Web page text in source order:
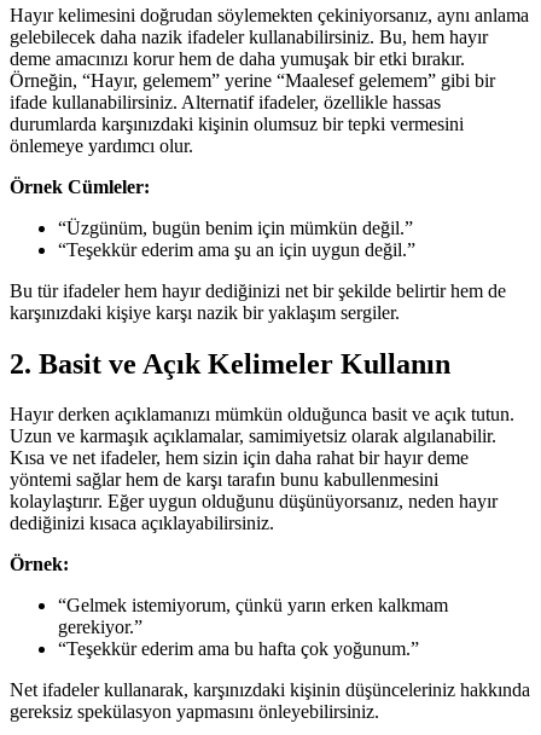
Hayır kelimesini doğrudan söylemekten çekiniyorsanız, aynı anlama
gelebilecek daha nazik ifadeler kullanabilirsiniz. Bu, hem hayır
deme amacınızı korur hem de daha yumuşak bir etki bırakır.
Örneğin, “Hayır, gelemem” yerine “Maalesef gelemem” gibi bir
ifade kullanabilirsiniz. Alternatif ifadeler, özellikle hassas
durumlarda karşınızdaki kişinin olumsuz bir tepki vermesini
önlemeye yardımcı olur.
Örnek Cümleler:
“Üzgünüm, bugün benim için mümkün değil.”
“Teşekkür ederim ama şu an için uygun değil.”
Bu tür ifadeler hem hayır dediğinizi net bir şekilde belirtir hem de
karşınızdaki kişiye karşı nazik bir yaklaşım sergiler.
2. Basit ve Açık Kelimeler Kullanın
Hayır derken açıklamanızı mümkün olduğunca basit ve açık tutun.
Uzun ve karmaşık açıklamalar, samimiyetsiz olarak algılanabilir.
Kısa ve net ifadeler, hem sizin için daha rahat bir hayır deme
yöntemi sağlar hem de karşı tarafın bunu kabullenmesini
kolaylaştırır. Eğer uygun olduğunu düşünüyorsanız, neden hayır
dediğinizi kısaca açıklayabilirsiniz.
Örnek:
“Gelmek istemiyorum, çünkü yarın erken kalkmam
gerekiyor.”
“Teşekkür ederim ama bu hafta çok yoğunum.”
Net ifadeler kullanarak, karşınızdaki kişinin düşünceleriniz hakkında
gereksiz spekülasyon yapmasını önleyebilirsiniz.